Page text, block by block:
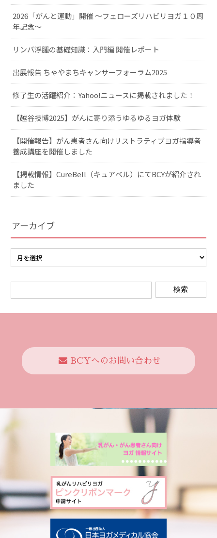
2026「がんと運動」開催 〜フェローズリハビリヨガ１０周
年記念〜
リンパ浮腫の基礎知識：入門編 開催レポート
出展報告 ちゃやまちキャンサーフォーラム2025
修了生の活躍紹介：Yahoo!ニュースに掲載されました！
【越谷技博2025】がんに寄り添うゆるゆるヨガ体験
【開催報告】がん患者さん向けリストラティブヨガ指導者
養成講座を開催しました
【掲載情報】CureBell（キュアベル）にてBCYが紹介され
ました
アーカイブ
BCYへのお問い合わせ